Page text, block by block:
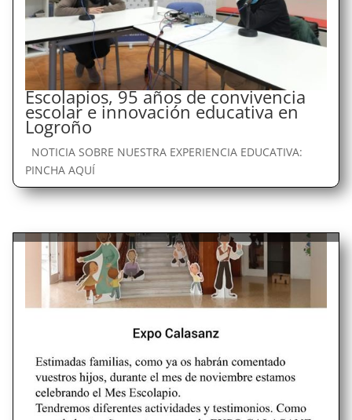
Escolapios, 95 años de convivencia
escolar e innovación educativa en
Logroño
NOTICIA SOBRE NUESTRA EXPERIENCIA EDUCATIVA:
PINCHA AQUÍ